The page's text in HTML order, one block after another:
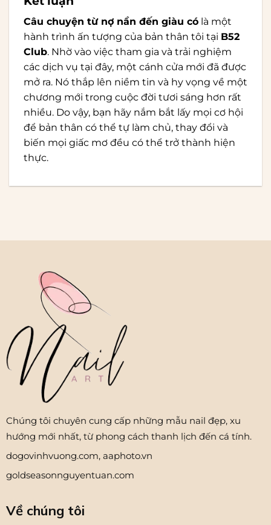
Câu chuyện từ nợ nần đến giàu có là một
hành trình ấn tượng của bản thân tôi tại B52
Club. Nhờ vào việc tham gia và trải nghiệm
các dịch vụ tại đây, một cánh cửa mới đã được
mở ra. Nó thắp lên niềm tin và hy vọng về một
chương mới trong cuộc đời tươi sáng hơn rất
nhiều. Do vậy, bạn hãy nắm bắt lấy mọi cơ hội
để bản thân có thể tự làm chủ, thay đổi và
biến mọi giấc mơ đều có thể trở thành hiện
thực.
Chúng tôi chuyên cung cấp những mẫu nail đẹp, xu
hướng mới nhất, từ phong cách thanh lịch đến cá tính.
dogovinhvuong.com, aaphoto.vn
goldseasonnguyentuan.com
Về chúng tôi